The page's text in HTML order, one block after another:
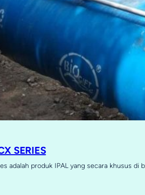
SERIES
adalah produk IPAL yang secara khusus di